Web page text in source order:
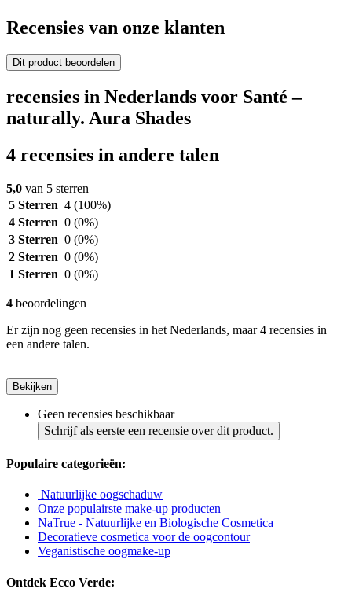
Recensies van onze klanten
Dit product beoordelen
recensies in Nederlands voor Santé –
naturally. Aura Shades
4 recensies in andere talen
5,0 van 5 sterren
5 Sterren 4 (100%)
4 Sterren 0 (0%)
3 Sterren 0 (0%)
2 Sterren 0 (0%)
1 Sterren 0 (0%)
4 beoordelingen
Er zijn nog geen recensies in het Nederlands, maar 4 recensies in
een andere talen.
Bekijken
Geen recensies beschikbaar
Schrijf als eerste een recensie over dit product.
Populaire categorieën:
Natuurlijke oogschaduw
Onze populairste make-up producten
NaTrue - Natuurlijke en Biologische Cosmetica
Decoratieve cosmetica voor de oogcontour
Veganistische oogmake-up
Ontdek Ecco Verde: